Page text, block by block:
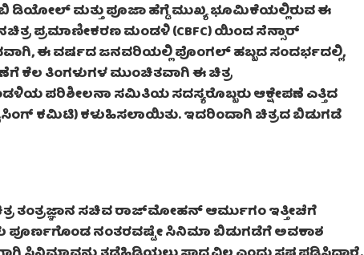
ಡಿಯೋಲ್ ಮತ್ತು ಪೂಜಾ ಹೆಗ್ಡೆ ಮುಖ್ಯ ಭೂಮಿಕೆಯಲ್ಲಿರುವ ಈ
ಪ್ರಮಾಣೀಕರಣ ಮಂಡಳಿ (CBFC) ಯಿಂದ ಸೆನ್ಸಾರ್
ಈ ವರ್ಷದ ಜನವರಿಯಲ್ಲಿ ಪೊಂಗಲ್ ಹಬ್ಬದ ಸಂದರ್ಭದಲ್ಲಿ,
ಕೆಲ ತಿಂಗಳುಗಳ ಮುಂಚಿತವಾಗಿ ಈ ಚಿತ್ರ
ಪರಿಶೀಲನಾ ಸಮಿತಿಯ ಸದಸ್ಯರೊಬ್ಬರು ಆಕ್ಷೇಪಣೆ ಎತ್ತಿದ
ಕಮಿಟಿ) ಕಳುಹಿಸಲಾಯಿತು. ಇದರಿಂದಾಗಿ ಚಿತ್ರದ ಬಿಡುಗಡೆ
ತಂತ್ರಜ್ಞಾನ ಸಚಿವ ರಾಜ್‌ಮೋಹನ್ ಆರ್ಮುಗಂ ಇತ್ತೀಚೆಗೆ
ಪೂರ್ಣಗೊಂಡ ನಂತರವಷ್ಟೇ ಸಿನಿಮಾ ಬಿಡುಗಡೆಗೆ ಅವಕಾಶ